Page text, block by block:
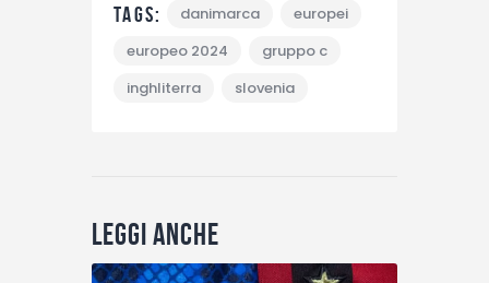
Tags: danimarca
europei
europeo 2024
gruppo c
inghliterra
slovenia
Leggi anche